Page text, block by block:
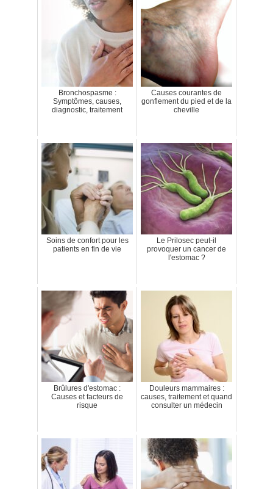
Bronchospasme :
Symptômes, causes,
diagnostic, traitement
Causes courantes de
gonflement du pied et de la
cheville
Soins de confort pour les
patients en fin de vie
Le Prilosec peut-il
provoquer un cancer de
l'estomac ?
Brûlures d'estomac :
Causes et facteurs de
risque
Douleurs mammaires :
causes, traitement et quand
consulter un médecin